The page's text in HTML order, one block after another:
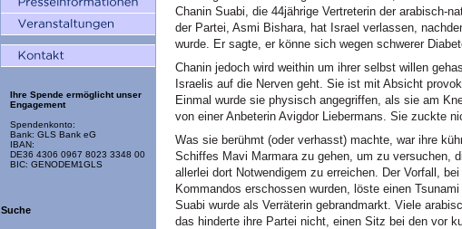
Ihre Spende ermöglicht unser
Engagement
Spendenkonto:
Bank: GLS Bank eG
IBAN:
DE36 4306 0967 8023 3348 00
BIC: GENODEM1GLS
Suche
Chanin Suabi, die 44jährige Vertreterin der arabisch-
der Partei, Asmi Bishara, hat Israel verlassen,
wurde. Er sagte, er könne sich wegen schwerer
Chanin jedoch wird weithin um ihrer selbst willen
Israelis auf die Nerven geht. Sie ist mit Absicht
Einmal wurde sie physisch angegriffen, als sie am
von einer Anbeterin Avigdor Liebermans. Sie zuckte
Was sie berühmt (oder verhasst) machte, war ihre
Schiffes Mavi Marmara zu gehen, um zu versuchen,
allerlei dort Notwendigem zu erreichen. Der Vorfall,
Kommandos erschossen wurden, löste einen
Suabi wurde als Verräterin gebrandmarkt. Viele
das hinderte ihre Partei nicht, einen Sitz bei den vor